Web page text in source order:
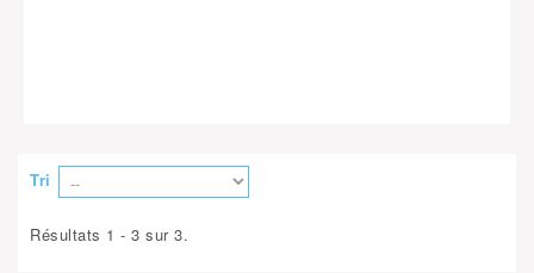
Tri
Résultats 1 - 3 sur 3.